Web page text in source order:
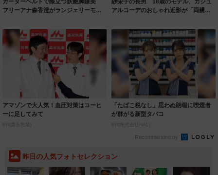
フリーアナ森香澄がランジェリーモデ
アルコーデのおしゃれ近影が「両親の
アマゾンで大人気！血圧対策はコーヒ
ーに足してみて
PR(森永乳業)
「たばこ税なし」思わぬ朗報に喫煙者
が群がる新型タバコ
PR(株式会社HAL)
Recommended by
昨日の人気フォトセレクション